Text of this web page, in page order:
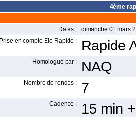
4ème
Dates :
dimanche 01 mars
Prise en compte Elo Rapide :
Rapide
Homologué par : NAQ
Nombre de rondes : 7
Cadence : 15 min